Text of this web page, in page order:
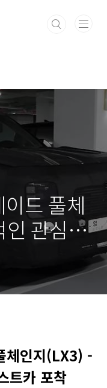
드 풀체
관심 속
체인지(LX3) -
트카 포착